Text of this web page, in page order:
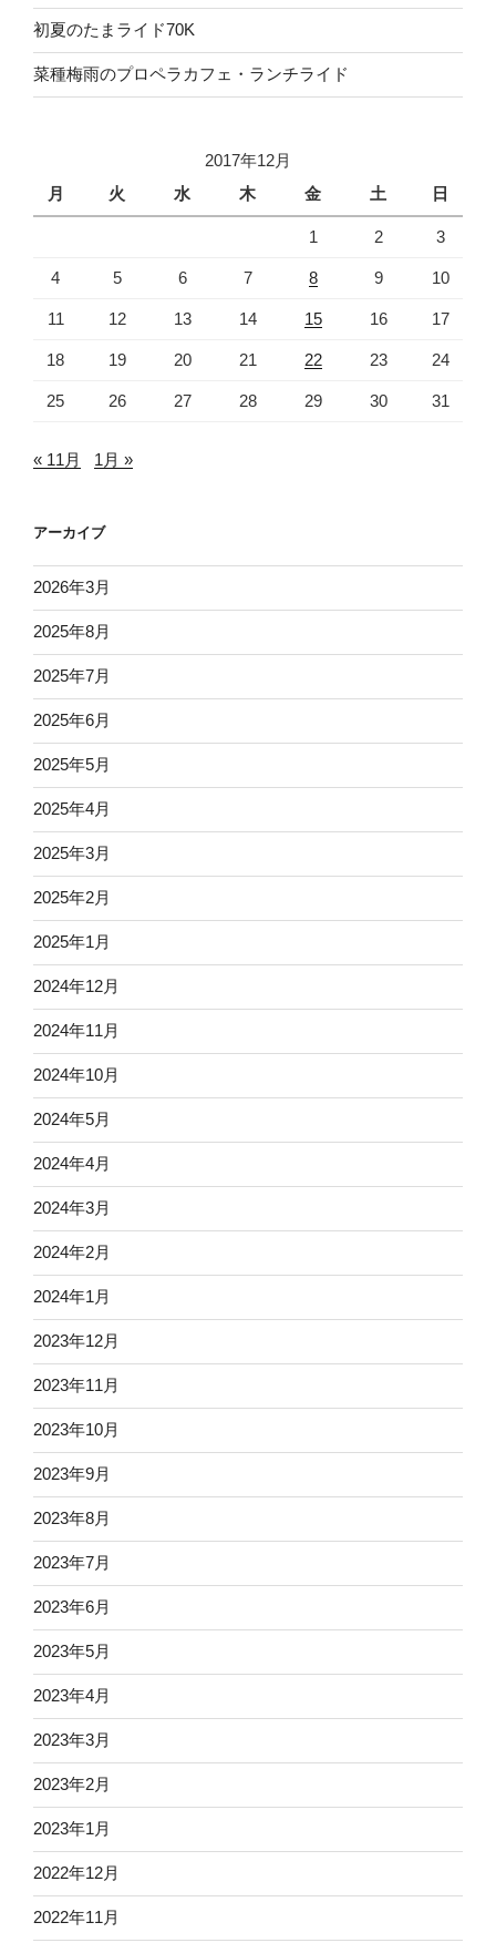
初夏のたまライド70K
菜種梅雨のプロペラカフェ・ランチライド
2017年12月
月
火 水 木 金 土 日
1 2 3
4 5 6 7 8 9 10
11 12 13 14 15 16 17
18 19 20 21 22 23 24
25 26 27 28 29 30 31
« 11月 1月 »
アーカイブ
2026年3月
2025年8月
2025年7月
2025年6月
2025年5月
2025年4月
2025年3月
2025年2月
2025年1月
2024年12月
2024年11月
2024年10月
2024年5月
2024年4月
2024年3月
2024年2月
2024年1月
2023年12月
2023年11月
2023年10月
2023年9月
2023年8月
2023年7月
2023年6月
2023年5月
2023年4月
2023年3月
2023年2月
2023年1月
2022年12月
2022年11月